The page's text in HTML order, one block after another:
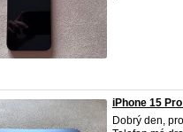
iPhone 15
Dobrý den,